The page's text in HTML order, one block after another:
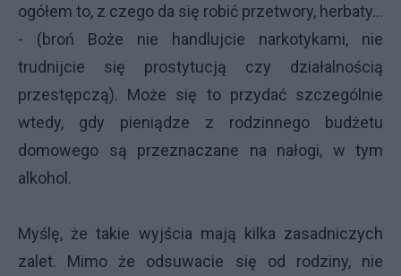
ogółem to, z czego da się robić przetwory, herbaty...
- (broń Boże nie handlujcie narkotykami, nie
trudnijcie się prostytucją czy działalnością
przestępczą). Może się to przydać szczególnie
wtedy, gdy pieniądze z rodzinnego budżetu
domowego są przeznaczane na nałogi, w tym
alkohol.
Myślę, że takie wyjścia mają kilka zasadniczych
zalet. Mimo że odsuwacie się od rodziny, nie